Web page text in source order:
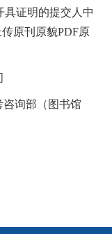
具证明的提交人中
原刊原貌PDF原
询部（图书馆